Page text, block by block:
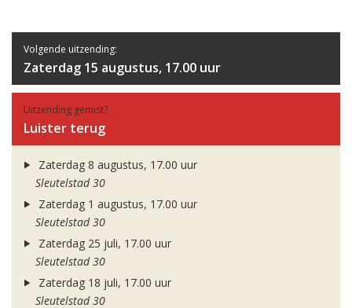
Volgende uitzending:
Zaterdag 15 augustus, 17.00 uur
Uitzending gemist?
Luister terug
Zaterdag 8 augustus, 17.00 uur
Sleutelstad 30
Zaterdag 1 augustus, 17.00 uur
Sleutelstad 30
Zaterdag 25 juli, 17.00 uur
Sleutelstad 30
Zaterdag 18 juli, 17.00 uur
Sleutelstad 30